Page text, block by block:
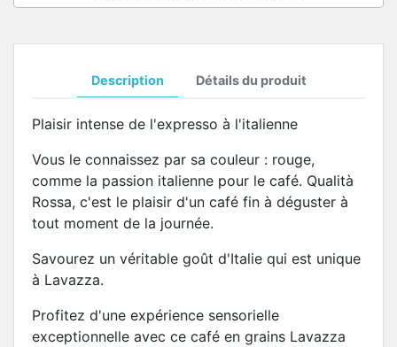
Description Détails du produit
Plaisir intense de l'expresso à l'italienne
Vous le connaissez par sa couleur : rouge,
comme la passion italienne pour le café. Qualità
Rossa, c'est le plaisir d'un café fin à déguster à
tout moment de la journée.
Savourez un véritable goût d'Italie qui est unique
à Lavazza.
Profitez d'une expérience sensorielle
exceptionnelle avec ce café en grains Lavazza